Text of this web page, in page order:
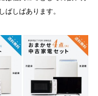
ばしばあります。